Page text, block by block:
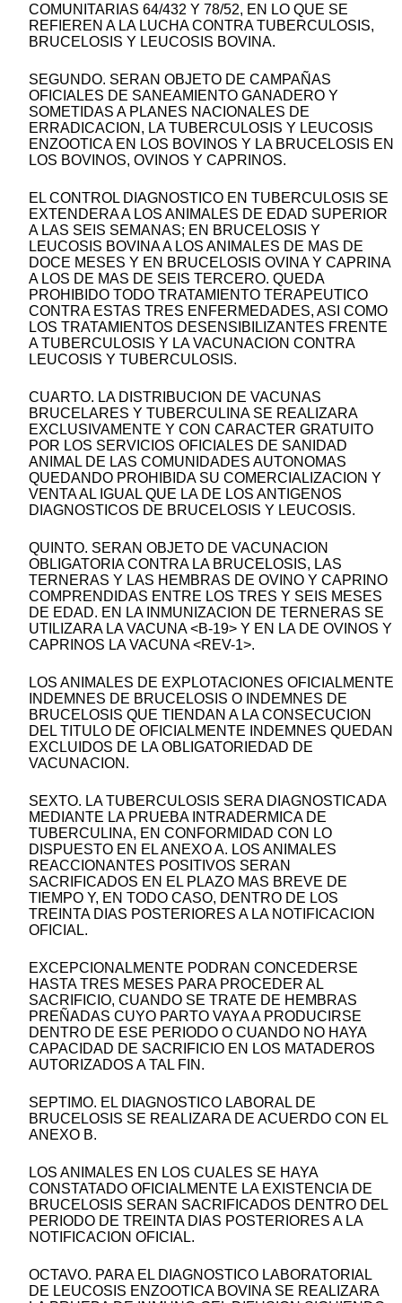
COMUNITARIAS 64/432 Y 78/52, EN LO QUE SE
REFIEREN A LA LUCHA CONTRA TUBERCULOSIS,
BRUCELOSIS Y LEUCOSIS BOVINA.
SEGUNDO. SERAN OBJETO DE CAMPAÑAS
OFICIALES DE SANEAMIENTO GANADERO Y
SOMETIDAS A PLANES NACIONALES DE
ERRADICACION, LA TUBERCULOSIS Y LEUCOSIS
ENZOOTICA EN LOS BOVINOS Y LA BRUCELOSIS EN
LOS BOVINOS, OVINOS Y CAPRINOS.
EL CONTROL DIAGNOSTICO EN TUBERCULOSIS SE
EXTENDERA A LOS ANIMALES DE EDAD SUPERIOR
A LAS SEIS SEMANAS; EN BRUCELOSIS Y
LEUCOSIS BOVINA A LOS ANIMALES DE MAS DE
DOCE MESES Y EN BRUCELOSIS OVINA Y CAPRINA
A LOS DE MAS DE SEIS TERCERO. QUEDA
PROHIBIDO TODO TRATAMIENTO TERAPEUTICO
CONTRA ESTAS TRES ENFERMEDADES, ASI COMO
LOS TRATAMIENTOS DESENSIBILIZANTES FRENTE
A TUBERCULOSIS Y LA VACUNACION CONTRA
LEUCOSIS Y TUBERCULOSIS.
CUARTO. LA DISTRIBUCION DE VACUNAS
BRUCELARES Y TUBERCULINA SE REALIZARA
EXCLUSIVAMENTE Y CON CARACTER GRATUITO
POR LOS SERVICIOS OFICIALES DE SANIDAD
ANIMAL DE LAS COMUNIDADES AUTONOMAS
QUEDANDO PROHIBIDA SU COMERCIALIZACION Y
VENTA AL IGUAL QUE LA DE LOS ANTIGENOS
DIAGNOSTICOS DE BRUCELOSIS Y LEUCOSIS.
QUINTO. SERAN OBJETO DE VACUNACION
OBLIGATORIA CONTRA LA BRUCELOSIS, LAS
TERNERAS Y LAS HEMBRAS DE OVINO Y CAPRINO
COMPRENDIDAS ENTRE LOS TRES Y SEIS MESES
DE EDAD. EN LA INMUNIZACION DE TERNERAS SE
UTILIZARA LA VACUNA <B-19> Y EN LA DE OVINOS Y
CAPRINOS LA VACUNA <REV-1>.
LOS ANIMALES DE EXPLOTACIONES OFICIALMENTE
INDEMNES DE BRUCELOSIS O INDEMNES DE
BRUCELOSIS QUE TIENDAN A LA CONSECUCION
DEL TITULO DE OFICIALMENTE INDEMNES QUEDAN
EXCLUIDOS DE LA OBLIGATORIEDAD DE
VACUNACION.
SEXTO. LA TUBERCULOSIS SERA DIAGNOSTICADA
MEDIANTE LA PRUEBA INTRADERMICA DE
TUBERCULINA, EN CONFORMIDAD CON LO
DISPUESTO EN EL ANEXO A. LOS ANIMALES
REACCIONANTES POSITIVOS SERAN
SACRIFICADOS EN EL PLAZO MAS BREVE DE
TIEMPO Y, EN TODO CASO, DENTRO DE LOS
TREINTA DIAS POSTERIORES A LA NOTIFICACION
OFICIAL.
EXCEPCIONALMENTE PODRAN CONCEDERSE
HASTA TRES MESES PARA PROCEDER AL
SACRIFICIO, CUANDO SE TRATE DE HEMBRAS
PREÑADAS CUYO PARTO VAYA A PRODUCIRSE
DENTRO DE ESE PERIODO O CUANDO NO HAYA
CAPACIDAD DE SACRIFICIO EN LOS MATADEROS
AUTORIZADOS A TAL FIN.
SEPTIMO. EL DIAGNOSTICO LABORAL DE
BRUCELOSIS SE REALIZARA DE ACUERDO CON EL
ANEXO B.
LOS ANIMALES EN LOS CUALES SE HAYA
CONSTATADO OFICIALMENTE LA EXISTENCIA DE
BRUCELOSIS SERAN SACRIFICADOS DENTRO DEL
PERIODO DE TREINTA DIAS POSTERIORES A LA
NOTIFICACION OFICIAL.
OCTAVO. PARA EL DIAGNOSTICO LABORATORIAL
DE LEUCOSIS ENZOOTICA BOVINA SE REALIZARA